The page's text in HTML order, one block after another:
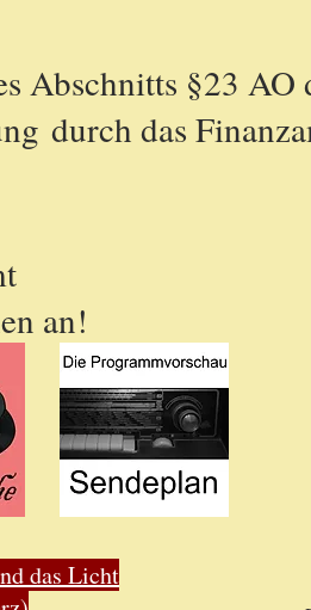
Abschnitts §23 AO
durch das
an!
das Licht